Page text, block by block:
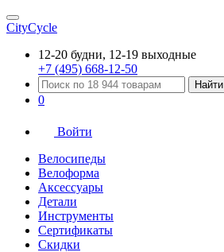
CityCycle
12-20 будни, 12-19 выходные
+7 (495) 668-12-50
Найти
0
Войти
Велосипеды
Велоформа
Аксессуары
Детали
Инструменты
Сертификаты
Скидки